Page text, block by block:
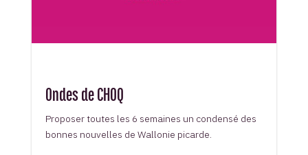
Ondes de CHOQ
Proposer toutes les 6 semaines un condensé des
bonnes nouvelles de Wallonie picarde.